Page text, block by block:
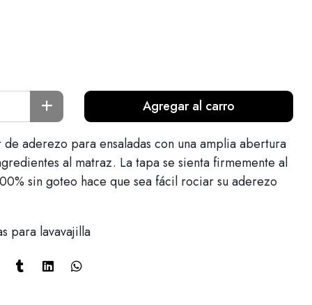
Agregar al carro
aderezo para ensaladas con una amplia abertura
al matraz. La tapa se sienta firmemente al
sin goteo hace que sea fácil rociar su aderezo
para lavavajilla